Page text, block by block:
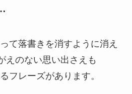
て落書きを消すように消え
えのない思い出さえも
フレーズがあります。